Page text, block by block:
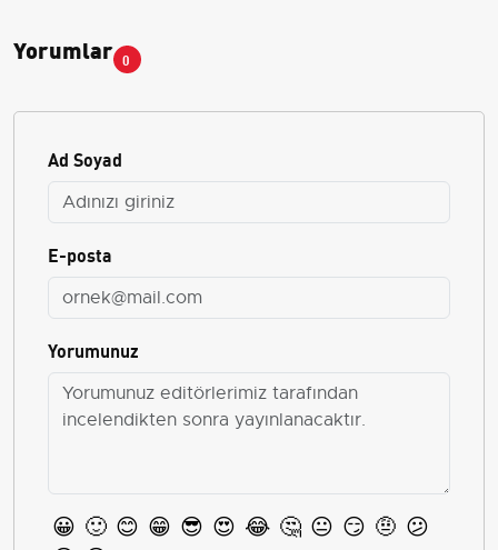
Yorumlar 0
Ad Soyad
E-posta
Yorumunuz
😀 🙂 😊 😁 😎 😍 😂 🤔 😐 😏 🤨 😕